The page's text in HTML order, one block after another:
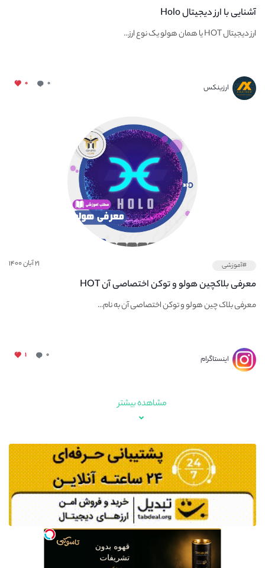
آشنایی با ارز دیجیتال Holo
ارز دیجیتال HOT یا همان هولو یک نوع ارز...
ارزینکس ۰ ۰
#آموزشی ۲۱ آبان ۱۴۰۰
معرفی بلاکچین هولو و توکن اختصاصی آن HOT
معرفی بلاک چین هولو و توکن اختصاصی آن به نام...
اینستاگرام ۰ ۱
مشاهده بیشتر